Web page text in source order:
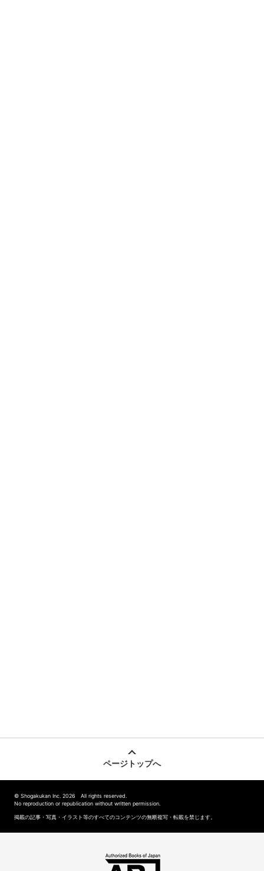
ページトップへ
© Shogakukan Inc. 2026 All rights reserved.
No reproduction or republication without written permission.
掲載の記事・写真・イラスト等のすべてのコンテンツの無断複写・転載を禁じます。